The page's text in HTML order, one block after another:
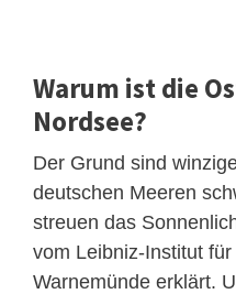
Warum ist die
Nordsee?
Der Grund sind
deutschen Meeren
streuen das
vom Leibniz-Institut
Warnemünde erklärt.